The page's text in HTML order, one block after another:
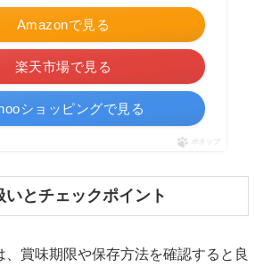
Amazonで見る
楽天市場で見る
ショッピングで見る
ポチップ
いとチェックポイント
、賞味期限や保存方法を確認すると良